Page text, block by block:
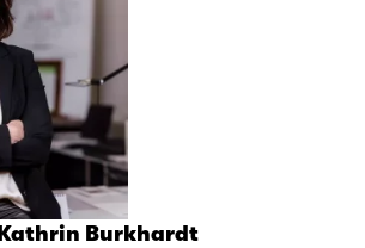
Kathrin Burkhardt